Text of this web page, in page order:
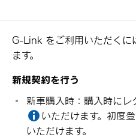
G-Link をご利用いただくに
ます。
新規契約を行う
新車購入時：購入時にレ
いただけます。初度
いただけます。